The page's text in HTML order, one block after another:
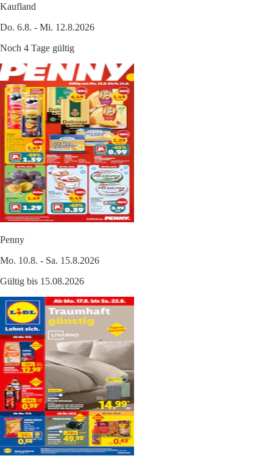
Kaufland
Do. 6.8. - Mi. 12.8.2026
Noch 4 Tage gültig
Penny
Mo. 10.8. - Sa. 15.8.2026
Gültig bis 15.08.2026